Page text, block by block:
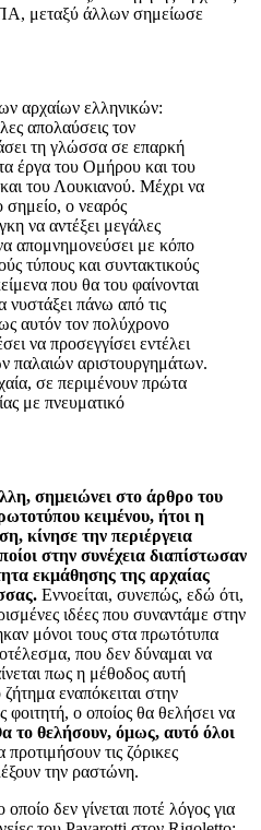
μεταξύ άλλων σημείωσε
αρχαίων ελληνικών:
απολαύσεις τον
τη γλώσσα σε επαρκή
έργα του Ομήρου και του
του Λουκιανού. Μέχρι να
σημείο, ο νεαρός
να αντέξει μεγάλες
απομνημονεύσει με κόπο
τύπους και συντακτικούς
που θα του φαίνονται
νυστάξει πάνω από τις
αυτόν τον πολύχρονο
να προσεγγίσει εντέλει
παλαιών αριστουργημάτων.
σε περιμένουν πρώτα
με πνευματικό
σημειώνει στο άρθρο του
κειμένου, ήτοι η
κίνησε την περιέργεια
στην συνέχεια διαπίστωσαν
εκμάθησης της αρχαίας
Εννοείται, συνεπώς, εδώ ότι,
ιδέες που συναντάμε στην
μόνοι τους στα πρωτότυπα
που δεν δύναμαι να
πως η μέθοδος αυτή
εναπόκειται στην
φοιτητή, ο οποίος θα θελήσει να
το θελήσουν, όμως, αυτό όλοι
τις ζόρικες
την ραστώνη.
δεν γίνεται ποτέ λόγος για